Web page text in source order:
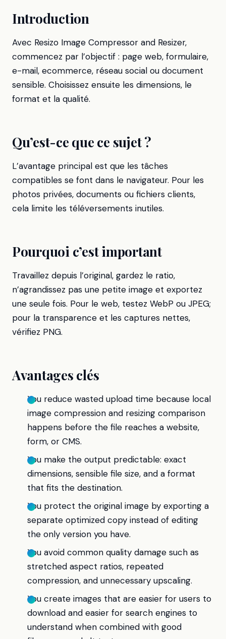
Introduction
Avec Resizo Image Compressor and Resizer,
commencez par l’objectif : page web, formulaire,
e-mail, ecommerce, réseau social ou document
sensible. Choisissez ensuite les dimensions, le
format et la qualité.
Qu’est-ce que ce sujet ?
L’avantage principal est que les tâches
compatibles se font dans le navigateur. Pour les
photos privées, documents ou fichiers clients,
cela limite les téléversements inutiles.
Pourquoi c’est important
Travaillez depuis l’original, gardez le ratio,
n’agrandissez pas une petite image et exportez
une seule fois. Pour le web, testez WebP ou JPEG;
pour la transparence et les captures nettes,
vérifiez PNG.
Avantages clés
You reduce wasted upload time because local
image compression and resizing comparison
happens before the file reaches a website,
form, or CMS.
You make the output predictable: exact
dimensions, sensible file size, and a format
that fits the destination.
You protect the original image by exporting a
separate optimized copy instead of editing
the only version you have.
You avoid common quality damage such as
stretched aspect ratios, repeated
compression, and unnecessary upscaling.
You create images that are easier for users to
download and easier for search engines to
understand when combined with good